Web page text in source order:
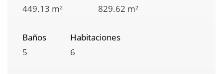
449.13 m²
829.62 m²
Baños
5
Habitaciones
6